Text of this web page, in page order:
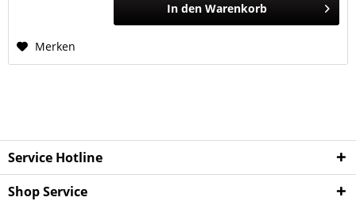
In den Warenkorb
Merken
Service Hotline
Shop Service